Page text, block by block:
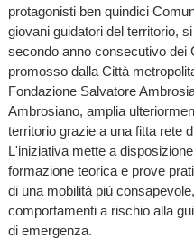
protagonisti ben quindici
giovani guidatori del territorio,
secondo anno consecutivo dei
promosso dalla Città
Fondazione Salvatore
Ambrosiano, amplia
territorio grazie a una fitta rete
L'iniziativa mette a
formazione teorica e prove
di una mobilità più
comportamenti a rischio alla
di emergenza.